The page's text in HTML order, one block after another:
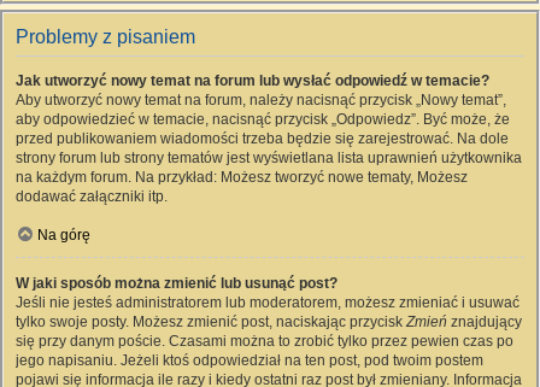
Problemy z pisaniem
Jak utworzyć nowy temat na forum lub wysłać odpowiedź w temacie?
Aby utworzyć nowy temat na forum, należy nacisnąć przycisk „Nowy temat”,
aby odpowiedzieć w temacie, nacisnąć przycisk „Odpowiedz”. Być może, że
przed publikowaniem wiadomości trzeba będzie się zarejestrować. Na dole
strony forum lub strony tematów jest wyświetlana lista uprawnień użytkownika
na każdym forum. Na przykład: Możesz tworzyć nowe tematy, Możesz
dodawać załączniki itp.
Na górę
W jaki sposób można zmienić lub usunąć post?
Jeśli nie jesteś administratorem lub moderatorem, możesz zmieniać i usuwać
tylko swoje posty. Możesz zmienić post, naciskając przyciskZmień znajdujący
się przy danym poście. Czasami można to zrobić tylko przez pewien czas po
jego napisaniu. Jeżeli ktoś odpowiedział na ten post, pod twoim postem
pojawi się informacja ile razy i kiedy ostatni raz post był zmieniany. Informacja